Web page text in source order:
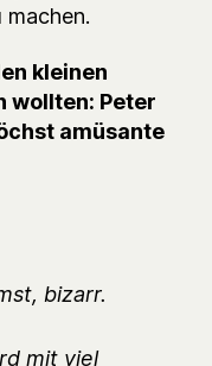
kleinen
wollten: Peter
amüsante
bizarr.
mit viel